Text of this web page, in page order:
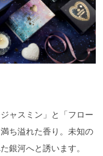
ャスミン」と「フロー
ち溢れた香り。未知の
銀河へと誘います。